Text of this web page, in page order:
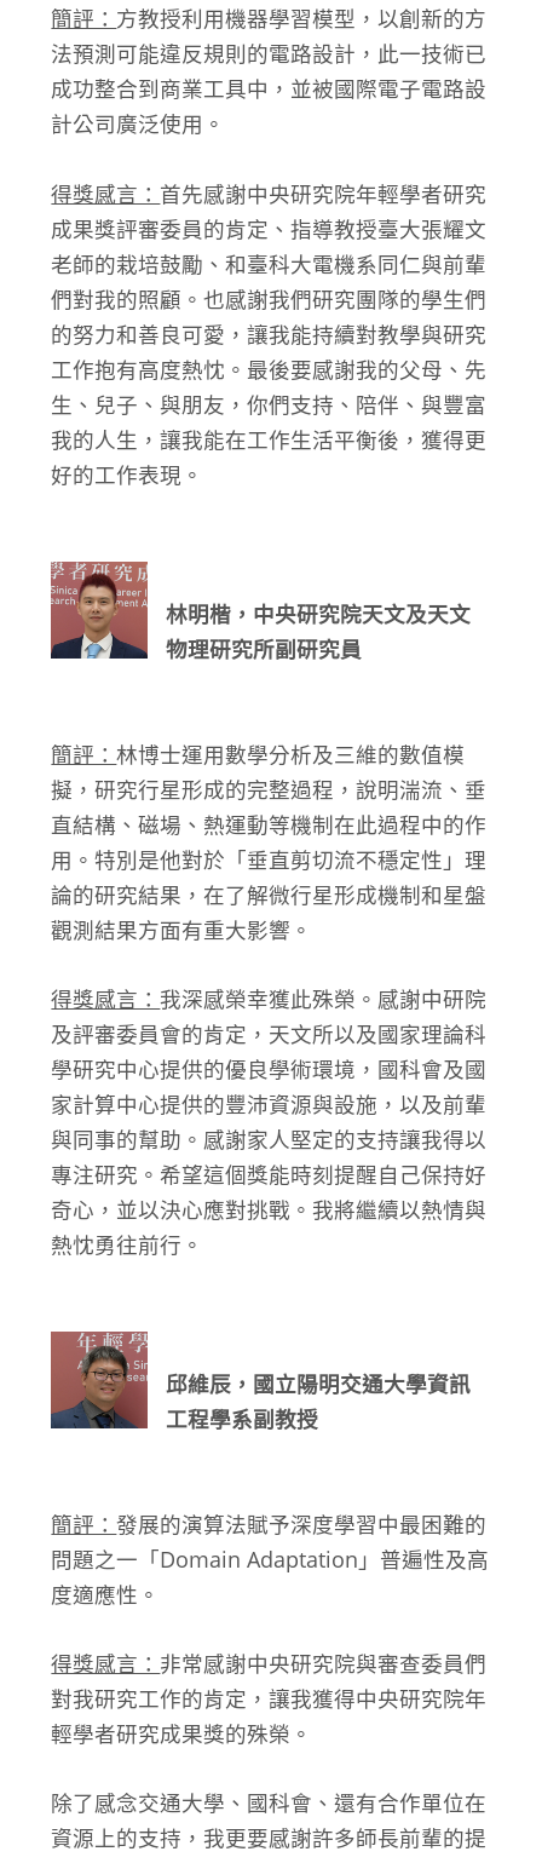
簡評： 方教授利用機器學習模型，以創新的方
法預測可能違反規則的電路設計，此一技術已
成功整合到商業工具中，並被國際電子電路設
計公司廣泛使用。
得獎感言： 首先感謝中央研究院年輕學者研究
成果獎評審委員的肯定、指導教授臺大張耀文
老師的栽培鼓勵、和臺科大電機系同仁與前輩
們對我的照顧。也感謝我們研究團隊的學生們
的努力和善良可愛，讓我能持續對教學與研究
工作抱有高度熱忱。最後要感謝我的父母、先
生、兒子、與朋友，你們支持、陪伴、與豐富
我的人生，讓我能在工作生活平衡後，獲得更
好的工作表現。
林明楷，中央研究院天文及天文
物理研究所副研究員
簡評：林博士運用數學分析及三維的數值模
擬，研究行星形成的完整過程，說明湍流、垂
直結構、磁場、熱運動等機制在此過程中的作
用。特別是他對於「垂直剪切流不穩定性」理
論的研究結果，在了解微行星形成機制和星盤
觀測結果方面有重大影響。
得獎感言：我深感榮幸獲此殊榮。感謝中研院
及評審委員會的肯定，天文所以及國家理論科
學研究中心提供的優良學術環境，國科會及國
家計算中心提供的豐沛資源與設施，以及前輩
與同事的幫助。感謝家人堅定的支持讓我得以
專注研究。希望這個獎能時刻提醒自己保持好
奇心，並以決心應對挑戰。我將繼續以熱情與
熱忱勇往前行。
邱維辰，國立陽明交通大學資訊
工程學系副教授
簡評：發展的演算法賦予深度學習中最困難的
問題之一「Domain Adaptation」普遍性及高
度適應性。
得獎感言： 非常感謝中央研究院與審查委員們
對我研究工作的肯定，讓我獲得中央研究院年
輕學者研究成果獎的殊榮。
除了感念交通大學、國科會、還有合作單位在
資源上的支持，我更要感謝許多師長前輩的提